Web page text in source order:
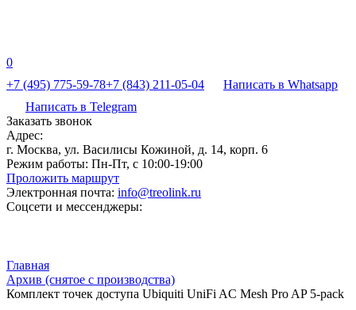
0
+7 (495) 775-59-78+7 (843) 211-05-04
Написать в Whatsapp
Написать в Telegram
Заказать звонок
Адрес:
г. Москва, ул. Василисы Кожиной, д. 14, корп. 6
Режим работы: Пн-Пт, с 10:00-19:00
Проложить маршрут
Электронная почта: info@treolink.ru
Соцсети и мессенджеры:
Главная
Архив (снятое с производства)
Комплект точек доступа Ubiquiti UniFi AC Mesh Pro AP 5-pack